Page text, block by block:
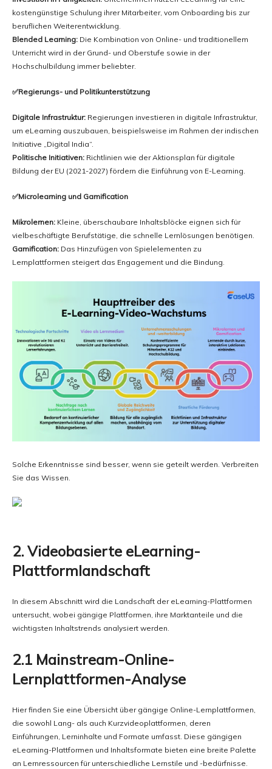
kostengünstige Schulung ihrer Mitarbeiter, vom Onboarding bis zur
beruflichen Weiterentwicklung.
Blended Learning: Die Kombination von Online- und traditionellem
Unterricht wird in der Grund- und Oberstufe sowie in der
Hochschulbildung immer beliebter.
✅Regierungs- und Politikunterstützung
Digitale Infrastruktur: Regierungen investieren in digitale Infrastruktur,
um eLearning auszubauen, beispielsweise im Rahmen der indischen
Initiative „Digital India“.
Politische Initiativen: Richtlinien wie der Aktionsplan für digitale
Bildung der EU (2021-2027) fördern die Einführung von E-Learning.
✅Microlearning und Gamification
Mikrolernen: Kleine, überschaubare Inhaltsblöcke eignen sich für
vielbeschäftigte Berufstätige, die schnelle Lernlösungen benötigen.
Gamification: Das Hinzufügen von Spielelementen zu
Lernplattformen steigert das Engagement und die Bindung.
Solche Erkenntnisse sind besser, wenn sie geteilt werden. Verbreiten
Sie das Wissen.
2. Videobasierte eLearning-
Plattformlandschaft
In diesem Abschnitt wird die Landschaft der eLearning-Plattformen
untersucht, wobei gängige Plattformen, ihre Marktanteile und die
wichtigsten Inhaltstrends analysiert werden.
2.1 Mainstream-Online-
Lernplattformen-Analyse
Hier finden Sie eine Übersicht über gängige Online-Lernplattformen,
die sowohl Lang- als auch Kurzvideoplattformen, deren
Einführungen, Lerninhalte und Formate umfasst. Diese gängigen
eLearning-Plattformen und Inhaltsformate bieten eine breite Palette
an Lernressourcen für unterschiedliche Lernstile und -bedürfnisse.